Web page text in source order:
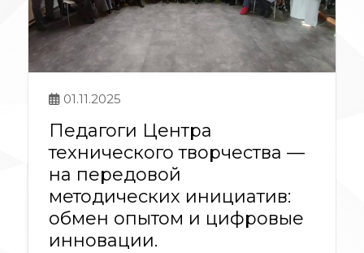
01.11.2025
Педагоги Центра
технического творчества —
на передовой
методических инициатив:
обмен опытом и цифровые
инновации.